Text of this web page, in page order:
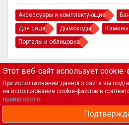
Аксессуары и комплектующие
Для сада
Дымоходы Камины
Порталы и облицовка
Биокамины, камины и печи
Этот веб-сайт использует
При использовании данного сайта вы
на использование cookie-файлов в
приватности.